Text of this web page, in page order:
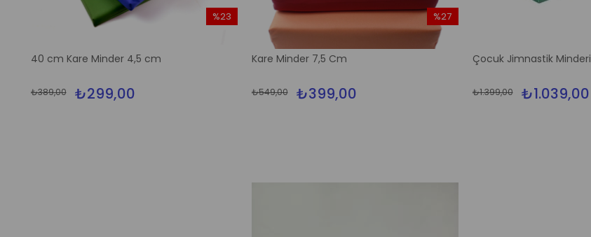
40 cm Kare Minder 4,5 cm
₺299,00
₺389,00
%23
Kare Minder 7,5 Cm
₺399,00
₺549,00
%27
İndirim
%27İndirim
Çocuk Jimnastik Minderi
₺1.039,00
₺1.399,00